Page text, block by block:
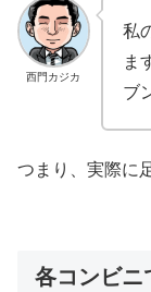
西門カジカ
私
ま
ブ
つまり、実際に
各コンビニ